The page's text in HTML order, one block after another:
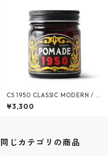
CS 1950 CLASSIC MODERN / P
OMADE 1950 - ポマード 1950
(水性) / シーエス1950クラシッ
¥3,300
同じカテゴリの商品